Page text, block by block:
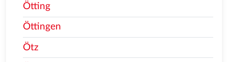
Ötting
Öttingen
Ötz